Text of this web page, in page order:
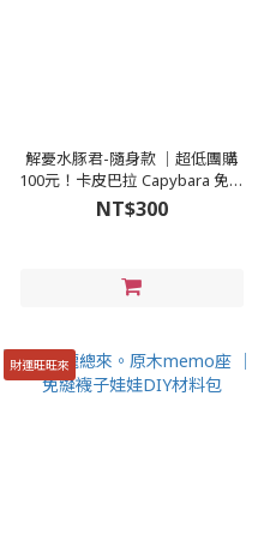
解憂水豚君-隨身款 │超低團購
100元！卡皮巴拉 Capybara 免縫
襪子娃娃DIY材料包
NT$300
財運旺旺來